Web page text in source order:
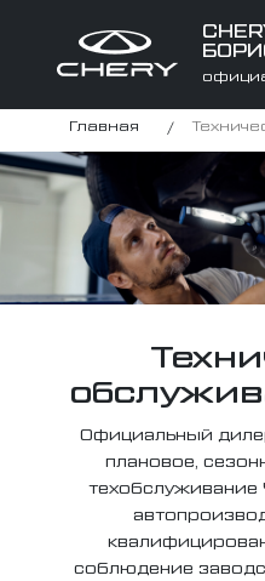
Главная
Официальный
плановое,
техобслуживание
соблюдение